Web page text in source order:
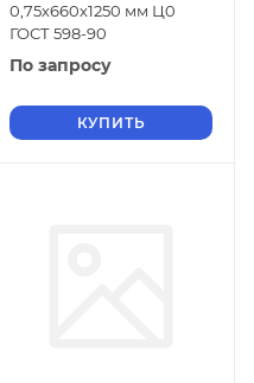
0,75х660х1250 мм Ц0
ГОСТ 598-90
По запросу
КУПИТЬ